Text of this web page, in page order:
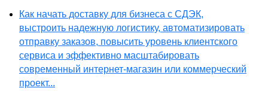
Как начать доставку для бизнеса с СДЭК,
выстроить надежную логистику, автоматизировать
отправку заказов, повысить уровень клиентского
сервиса и эффективно масштабировать
современный интернет-магазин или коммерческий
проект...